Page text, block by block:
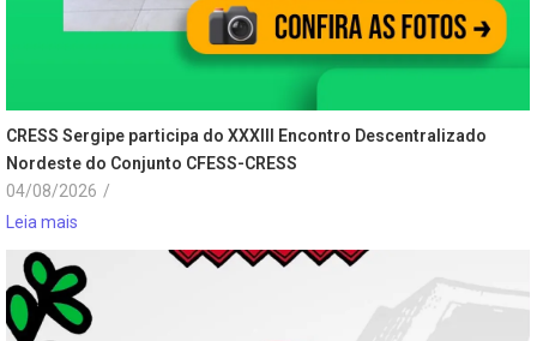
CRESS Sergipe participa do XXXIII Encontro Descentralizado
Nordeste do Conjunto CFESS-CRESS
04/08/2026 /
Leia mais